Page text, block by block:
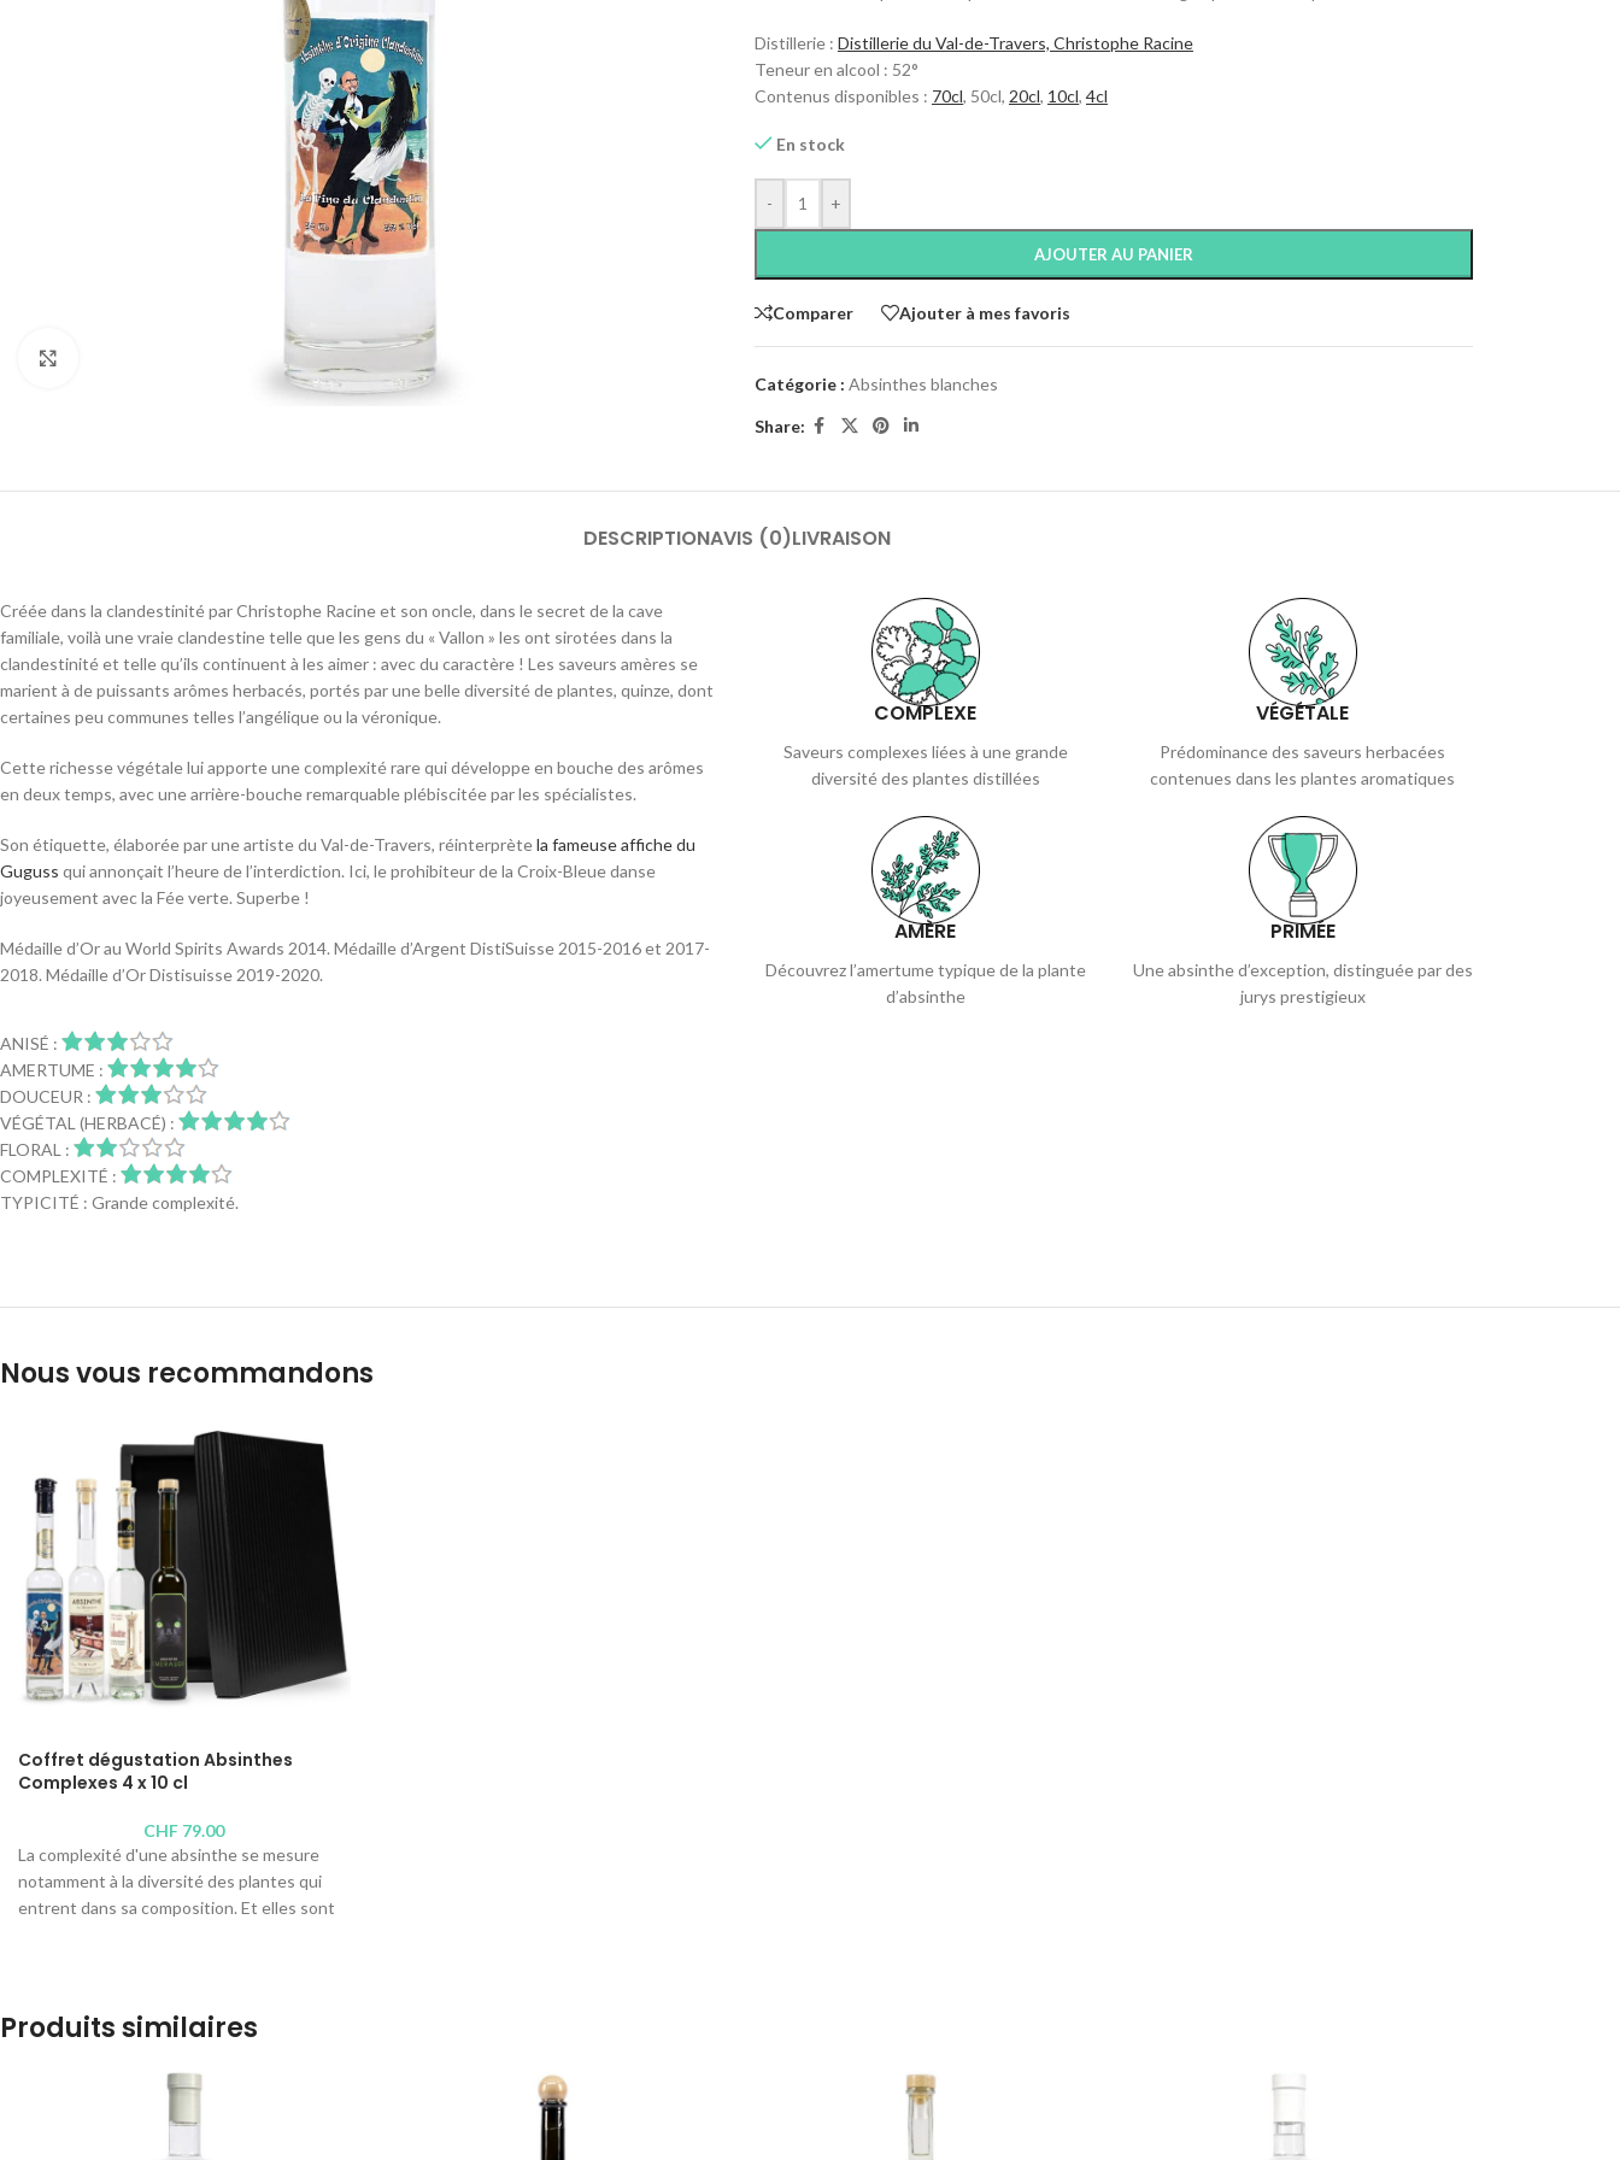
Distillerie : Distillerie du Val-de-Travers, Christophe Racine
Teneur en alcool : 52°
Contenus disponibles : 70cl, 50cl, 20cl, 10cl, 4cl
En stock
- +
AJOUTER AU PANIER
Comparer Ajouter à mes favoris
Catégorie : Absinthes blanches
Share:
DESCRIPTIONAVIS (0)LIVRAISON
Créée dans la clandestinité par Christophe Racine et son oncle, dans le secret de la cave
familiale, voilà une vraie clandestine telle que les gens du « Vallon » les ont sirotées dans la
clandestinité et telle qu’ils continuent à les aimer : avec du caractère ! Les saveurs amères se
marient à de puissants arômes herbacés, portés par une belle diversité de plantes, quinze, dont
certaines peu communes telles l’angélique ou la véronique.
Cette richesse végétale lui apporte une complexité rare qui développe en bouche des arômes
en deux temps, avec une arrière-bouche remarquable plébiscitée par les spécialistes.
Son étiquette, élaborée par une artiste du Val-de-Travers, réinterprètela fameuse affiche du
Guguss qui annonçait l’heure de l’interdiction. Ici, le prohibiteur de la Croix-Bleue danse
joyeusement avec la Fée verte. Superbe !
Médaille d’Or au World Spirits Awards 2014. Médaille d’Argent DistiSuisse 2015-2016 et 2017-
2018. Médaille d’Or Distisuisse 2019-2020.
ANISÉ :
AMERTUME :
DOUCEUR :
VÉGÉTAL (HERBACÉ) :
FLORAL :
COMPLEXITÉ :
TYPICITÉ : Grande complexité.
COMPLEXE
Saveurs complexes liées à une grande
diversité des plantes distillées
VÉGÉTALE
Prédominance des saveurs herbacées
contenues dans les plantes aromatiques
AMÈRE
Découvrez l’amertume typique de la plante
d’absinthe
PRIMÉE
Une absinthe d’exception, distinguée par des
jurys prestigieux
Nous vous recommandons
Coffret dégustation Absinthes
Complexes 4 x 10 cl
CHF 79.00
La complexité d'une absinthe se mesure
notamment à la diversité des plantes qui
entrent dans sa composition. Et elles sont
broder sa singularité, un équilibre délicat
entre l'amertume des plantes d'absinthe, la
piquant de la menthe, le citronné de la
Produits similaires